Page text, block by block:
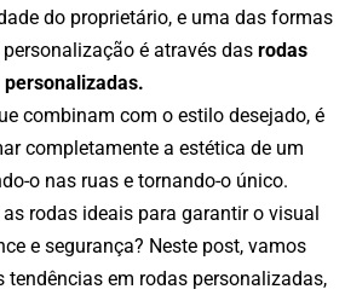
do proprietário, e uma das formas
é através das rodas
personalizadas.
combinam com o estilo desejado, é
completamente a estética de um
o nas ruas e tornando-o único.
rodas ideais para garantir o visual
e segurança? Neste post, vamos
tendências em rodas personalizadas,